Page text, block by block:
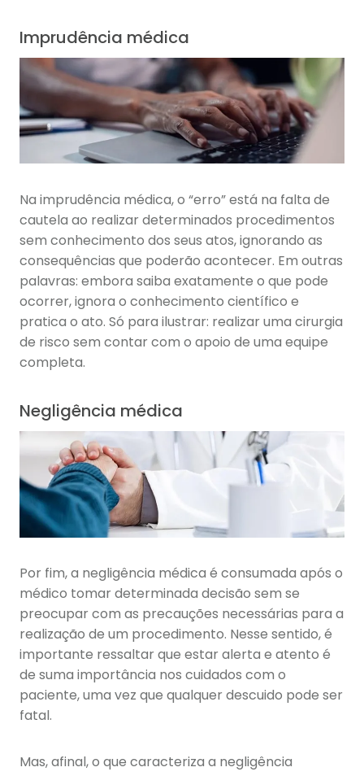
Imprudência médica
Na imprudência médica, o “erro” está na falta de
cautela ao realizar determinados procedimentos
sem conhecimento dos seus atos, ignorando as
consequências que poderão acontecer. Em outras
palavras: embora saiba exatamente o que pode
ocorrer, ignora o conhecimento científico e
pratica o ato. Só para ilustrar: realizar uma cirurgia
de risco sem contar com o apoio de uma equipe
completa.
Negligência médica
Por fim, a negligência médica é consumada após o
médico tomar determinada decisão sem se
preocupar com as precauções necessárias para a
realização de um procedimento. Nesse sentido, é
importante ressaltar que estar alerta e atento é
de suma importância nos cuidados com o
paciente, uma vez que qualquer descuido pode ser
fatal.
Mas, afinal, o que caracteriza a negligência